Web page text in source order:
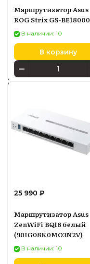
Маршрутизатор Asus
ROG Strix GS-BE18000
В наличии: 10
В корзину
25 990 ₽
Маршрутизатор Asus
ZenWiFi BQ16 белый
(90IG08K0MO3N2V)
В наличии: 10